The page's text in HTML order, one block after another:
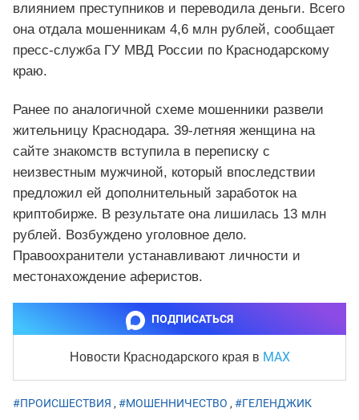
влиянием преступников и переводила деньги. Всего
она отдала мошенникам 4,6 млн рублей, сообщает
пресс-служба ГУ МВД России по Краснодарскому
краю.
Ранее по аналогичной схеме мошенники развели
жительницу Краснодара. 39-летняя женщина на
сайте знакомств вступила в переписку с
неизвестным мужчиной, который впоследствии
предложил ей дополнительный заработок на
криптобирже. В результате она лишилась 13 млн
рублей. Возбуждено уголовное дело.
Правоохранители устанавливают личности и
местонахождение аферистов.
ПОДПИСАТЬСЯ
Новости Краснодарского края в MAX
#ПРОИСШЕСТВИЯ , #МОШЕННИЧЕСТВО , #ГЕЛЕНДЖИК